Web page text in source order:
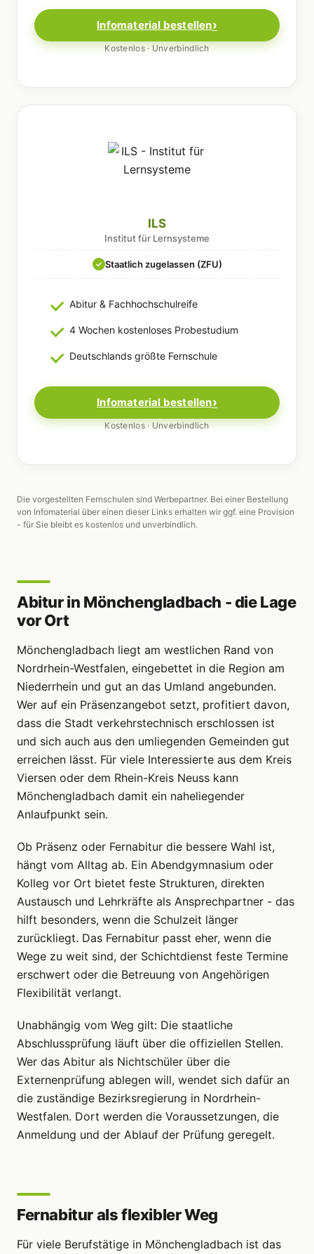
Infomaterial bestellen
Kostenlos · Unverbindlich
ILS
Institut für Lernsysteme
✓ Staatlich zugelassen (ZFU)
Abitur & Fachhochschulreife
4 Wochen kostenloses Probestudium
Deutschlands größte Fernschule
Infomaterial bestellen
Kostenlos · Unverbindlich
Die vorgestellten Fernschulen sind Werbepartner. Bei einer Bestellung
von Infomaterial über einen dieser Links erhalten wir ggf. eine Provision
- für Sie bleibt es kostenlos und unverbindlich.
Abitur in Mönchengladbach - die Lage
vor Ort
Mönchengladbach liegt am westlichen Rand von
Nordrhein-Westfalen, eingebettet in die Region am
Niederrhein und gut an das Umland angebunden.
Wer auf ein Präsenzangebot setzt, profitiert davon,
dass die Stadt verkehrstechnisch erschlossen ist
und sich auch aus den umliegenden Gemeinden gut
erreichen lässt. Für viele Interessierte aus dem Kreis
Viersen oder dem Rhein-Kreis Neuss kann
Mönchengladbach damit ein naheliegender
Anlaufpunkt sein.
Ob Präsenz oder Fernabitur die bessere Wahl ist,
hängt vom Alltag ab. Ein Abendgymnasium oder
Kolleg vor Ort bietet feste Strukturen, direkten
Austausch und Lehrkräfte als Ansprechpartner - das
hilft besonders, wenn die Schulzeit länger
zurückliegt. Das Fernabitur passt eher, wenn die
Wege zu weit sind, der Schichtdienst feste Termine
erschwert oder die Betreuung von Angehörigen
Flexibilität verlangt.
Unabhängig vom Weg gilt: Die staatliche
Abschlussprüfung läuft über die offiziellen Stellen.
Wer das Abitur als Nichtschüler über die
Externenprüfung ablegen will, wendet sich dafür an
die zuständige Bezirksregierung in Nordrhein-
Westfalen. Dort werden die Voraussetzungen, die
Anmeldung und der Ablauf der Prüfung geregelt.
Fernabitur als flexibler Weg
Für viele Berufstätige in Mönchengladbach ist das